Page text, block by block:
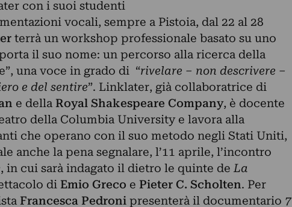
con i suoi studenti
vocali, sempre a Pistoia, dal 22 al 28
terrà un workshop professionale basato su uno
il suo nome: un percorso alla ricerca della
una voce in grado di “rivelare – non descrivere –
e del sentire”. Linklater, già collaboratrice di
e della Royal Shakespeare Company, è docente
della Columbia University e lavora alla
che operano con il suo metodo negli Stati Uniti,
anche la pena segnalare, l’11 aprile, l’incontro
, in cui sarà indagato il dietro le quinte de La
di Emio Greco e Pieter C. Scholten. Per
Francesca Pedronipresenterà il documentario 7